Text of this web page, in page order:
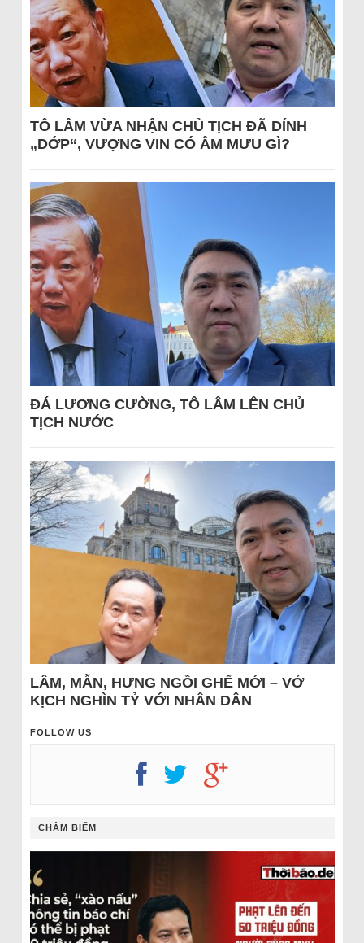
TÔ LÂM VỪA NHẬN CHỦ TỊCH ĐÃ DÍNH
„DỚP“, VƯỢNG VIN CÓ ÂM MƯU GÌ?
ĐÁ LƯƠNG CƯỜNG, TÔ LÂM LÊN CHỦ
TỊCH NƯỚC
LÂM, MẪN, HƯNG NGỒI GHẾ MỚI – VỞ
KỊCH NGHÌN TỶ VỚI NHÂN DÂN
FOLLOW US
CHÂM BIẾM